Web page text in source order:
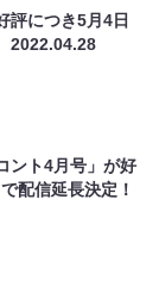
評につき5月4日
2022.04.28
ント4月号」が好
配信延長決定！